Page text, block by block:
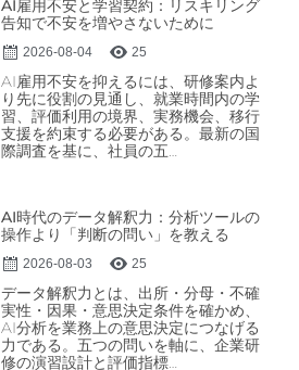
AI雇用不安と学習契約：リスキリング
告知で不安を増やさないために
2026-08-04 25
AI雇用不安を抑えるには、研修案内よ
り先に役割の見通し、就業時間内の学
習、評価利用の境界、実務機会、移行
支援を約束する必要がある。最新の国
際調査を基に、社員の五…
AI時代のデータ解釈力：分析ツールの
操作より「判断の問い」を教える
2026-08-03 25
データ解釈力とは、出所・分母・不確
実性・因果・意思決定条件を確かめ、
AI分析を業務上の意思決定につなげる
力である。五つの問いを軸に、企業研
修の演習設計と評価指標…